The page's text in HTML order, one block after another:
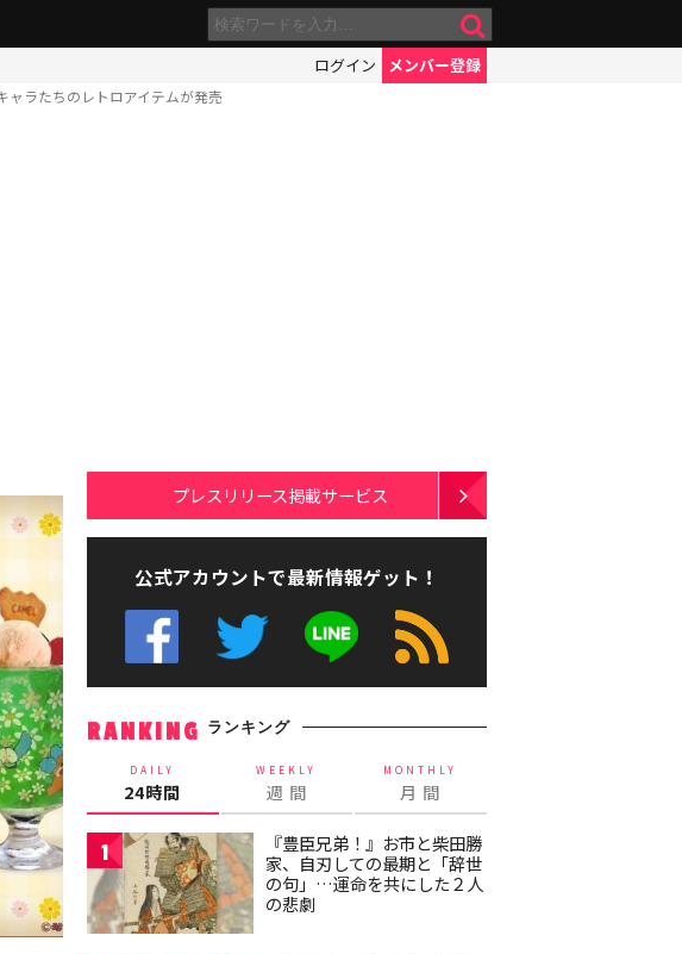
ログイン メンバー登録
ラたちのレトロアイテムが発売
プレスリリース掲載サービス
公式アカウントで最新情報ゲット！
RANKING ランキング
DAILY
24時間
WEEKLY
週 間
MONTHLY
月 間
1
『豊臣兄弟！』お市と柴田勝
家、自刃しての最期と「辞世
の句」…運命を共にした２人
の悲劇